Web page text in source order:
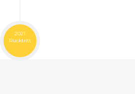
2021
Rücktritt